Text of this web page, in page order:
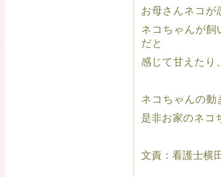
お母さんネコが
ネコちゃんが飼
だと
感じて甘えたり
ネコちゃんの
是非お家のネコ
文責：看護士横